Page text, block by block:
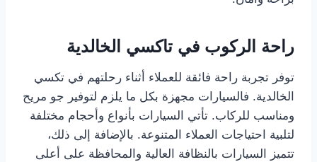
راحة الركوب في تاكسي الخالدية
توفر تجربة راحة فائقة للعملاء أثناء رحلتهم في تكسي
الخالدية. فالسيارات مجهزة بكل ما يلزم لتوفير جو مريح
ومناسب للركاب. تأتي السيارات بأنواع وأحجام مختلفة
لتلبية احتياجات العملاء المتنوعة. بالإضافة إلى ذلك،
تتميز السيارات بالنظافة العالية والمحافظة على أعلى